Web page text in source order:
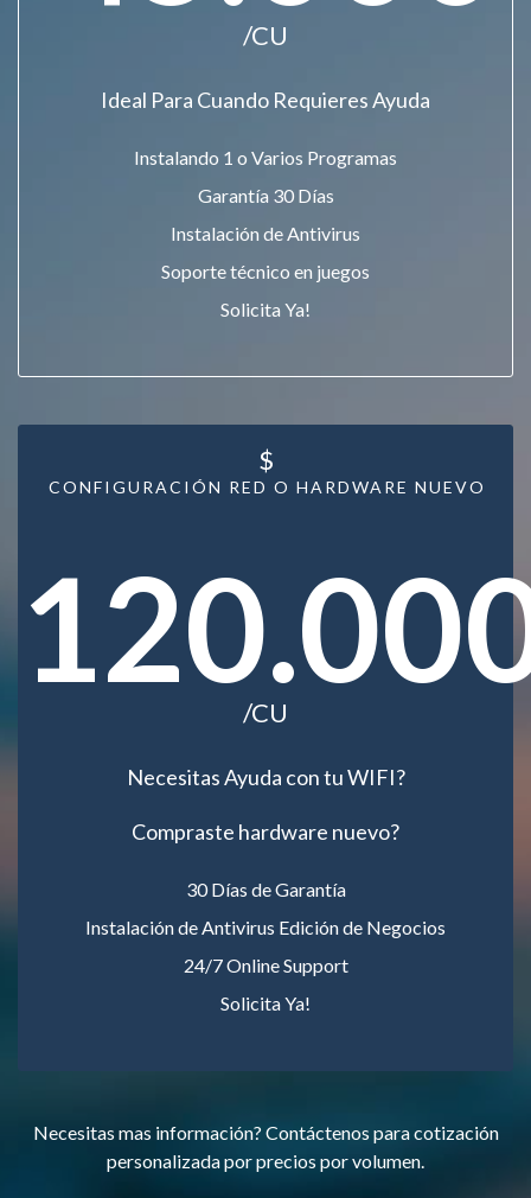
/CU
Ideal Para Cuando Requieres Ayuda
Instalando 1 o Varios Programas
Garantía 30 Días
Instalación de Antivirus
Soporte técnico en juegos
Solicita Ya!
CONFIGURACIÓN RED O HARDWARE NUEVO
$
/CU
Necesitas Ayuda con tu WIFI?
Compraste hardware nuevo?
30 Días de Garantía
Instalación de Antivirus Edición de Negocios
24/7 Online Support
Solicita Ya!
Necesitas mas información? Contáctenos para cotización
personalizada por precios por volumen.